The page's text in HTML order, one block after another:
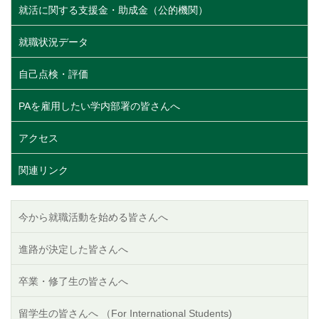
就活に関する支援金・助成金（公的機関）
就職状況データ
自己点検・評価
PAを雇用したい学内部署の皆さんへ
アクセス
関連リンク
今から就職活動を始める皆さんへ
進路が決定した皆さんへ
卒業・修了生の皆さんへ
留学生の皆さんへ （For International Students)